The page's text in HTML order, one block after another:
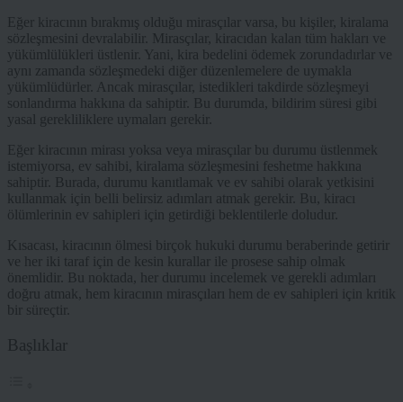
Eğer kiracının bırakmış olduğu mirasçılar varsa, bu kişiler, kiralama
sözleşmesini devralabilir. Mirasçılar, kiracıdan kalan tüm hakları ve
yükümlülükleri üstlenir. Yani, kira bedelini ödemek zorundadırlar ve
aynı zamanda sözleşmedeki diğer düzenlemelere de uymakla
yükümlüdürler. Ancak mirasçılar, istedikleri takdirde sözleşmeyi
sonlandırma hakkına da sahiptir. Bu durumda, bildirim süresi gibi
yasal gerekliliklere uymaları gerekir.
Eğer kiracının mirası yoksa veya mirasçılar bu durumu üstlenmek
istemiyorsa, ev sahibi, kiralama sözleşmesini feshetme hakkına
sahiptir. Burada, durumu kanıtlamak ve ev sahibi olarak yetkisini
kullanmak için belli belirsiz adımları atmak gerekir. Bu, kiracı
ölümlerinin ev sahipleri için getirdiği beklentilerle doludur.
Kısacası, kiracının ölmesi birçok hukuki durumu beraberinde getirir
ve her iki taraf için de kesin kurallar ile prosese sahip olmak
önemlidir. Bu noktada, her durumu incelemek ve gerekli adımları
doğru atmak, hem kiracının mirasçıları hem de ev sahipleri için kritik
bir süreçtir.
Başlıklar